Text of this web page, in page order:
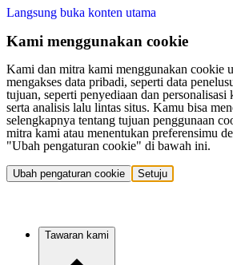
Langsung buka konten utama
Kami menggunakan cookie
Kami dan mitra kami menggunakan cookie
mengakses data pribadi, seperti data
tujuan, seperti penyediaan dan personalisasi
serta analisis lalu lintas situs. Kamu bisa
selengkapnya tentang tujuan penggunaan
mitra kami atau menentukan preferensimu
"Ubah pengaturan cookie" di bawah ini.
Ubah pengaturan cookie Setuju
Tawaran kami